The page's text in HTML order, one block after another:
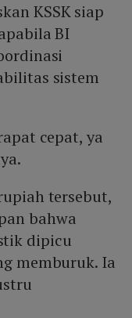
KSSK siap
BI
sistem
cepat, ya
tersebut,
bahwa
dipicu
memburuk. Ia